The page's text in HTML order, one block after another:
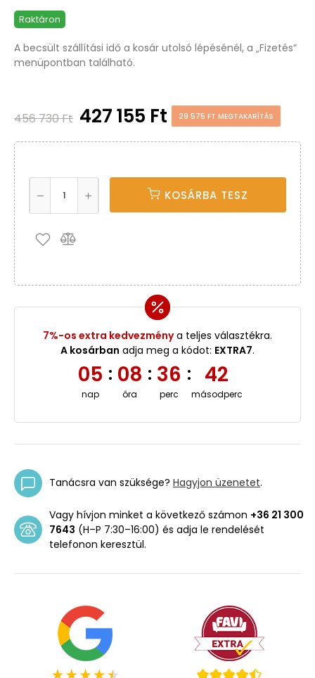
Raktáron
A becsült szállítási idő a kosár utolsó lépésénél, a „Fizetés“
menüpontban található.
456 730 Ft 427 155 Ft 29 575 FT MEGTAKARÍTÁS
KOSÁRBA TESZ
7%-os extra kedvezménya teljes választékra.
A kosárban adja meg a kódot: EXTRA7.
05
nap
: 08
óra
: 36
perc
: 42
másodperc
Tanácsra van szüksége? Hagyjon üzenetet.
Vagy hívjon minket a következő számon +36 21 300
7643 (H–P 7:30–16:00) és adja le rendelését
telefonon keresztül.